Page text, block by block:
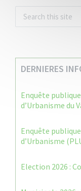
DERNIERES
Enquête
d’Urbanisme du
Enquête
d’Urbanisme
Election 2026 :